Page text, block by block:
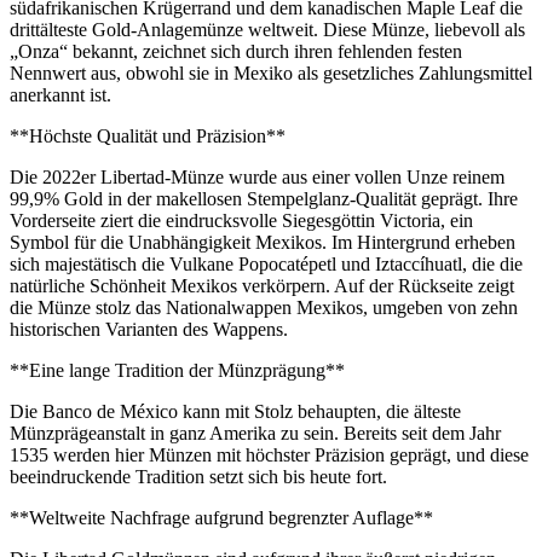
südafrikanischen Krügerrand und dem kanadischen Maple Leaf die
drittälteste Gold-Anlagemünze weltweit. Diese Münze, liebevoll als
„Onza“ bekannt, zeichnet sich durch ihren fehlenden festen
Nennwert aus, obwohl sie in Mexiko als gesetzliches Zahlungsmittel
anerkannt ist.
**Höchste Qualität und Präzision**
Die 2022er Libertad-Münze wurde aus einer vollen Unze reinem
99,9% Gold in der makellosen Stempelglanz-Qualität geprägt. Ihre
Vorderseite ziert die eindrucksvolle Siegesgöttin Victoria, ein
Symbol für die Unabhängigkeit Mexikos. Im Hintergrund erheben
sich majestätisch die Vulkane Popocatépetl und Iztaccíhuatl, die die
natürliche Schönheit Mexikos verkörpern. Auf der Rückseite zeigt
die Münze stolz das Nationalwappen Mexikos, umgeben von zehn
historischen Varianten des Wappens.
**Eine lange Tradition der Münzprägung**
Die Banco de México kann mit Stolz behaupten, die älteste
Münzprägeanstalt in ganz Amerika zu sein. Bereits seit dem Jahr
1535 werden hier Münzen mit höchster Präzision geprägt, und diese
beeindruckende Tradition setzt sich bis heute fort.
**Weltweite Nachfrage aufgrund begrenzter Auflage**